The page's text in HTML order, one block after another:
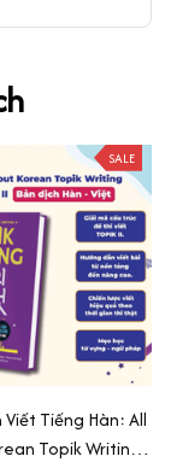
SALE
Viết Tiếng Hàn: All
Topik Writing